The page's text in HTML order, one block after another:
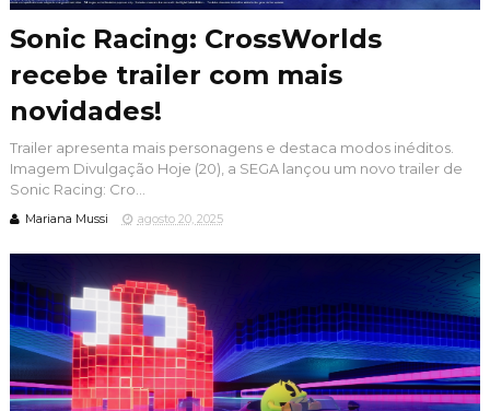
Sonic Racing: CrossWorlds
recebe trailer com mais
novidades!
Trailer apresenta mais personagens e destaca modos inéditos.
Imagem Divulgação Hoje (20), a SEGA lançou um novo trailer de
Sonic Racing: Cro...
Mariana Mussi agosto 20, 2025